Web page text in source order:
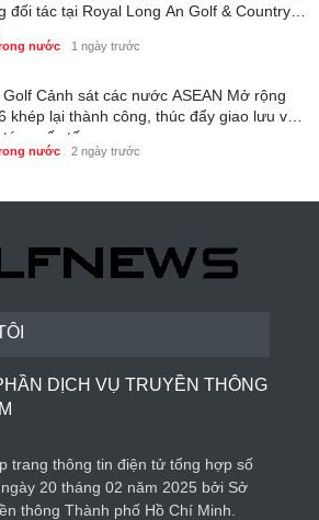
đối tác tại Royal Long An Golf & Country
nước 1 ngày trước
Golf Cảnh sát các nước ASEAN Mở rộng
khép lại thành công, thúc đẩy giao lưu và
quốc tế
nước 2 ngày trước
đầu năm 2026 - Nam A Bank củng cố
cách sống 2 ngày trước
DỊCH VỤ TRUYỀN THÔNG
trang thông tin điện tử tổng hợp số
20 tháng 02 năm 2025 bởi Sở
thông Thành phố Hồ Chí Minh.